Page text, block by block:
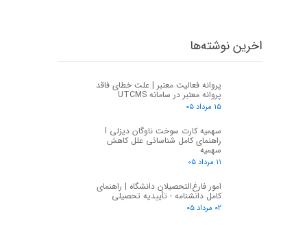
اخرین نوشته‌ها
پروانه فعالیت معتبر | علت خطای فاقد
پروانه معتبر در سامانه UTCMS
۱۵ مرداد ۰۵
سهمیه کارت سوخت ناوگان دیزلی I
راهنمای کامل شناسائی علل کاهش
سهمیه
۱۱ مرداد ۰۵
امور فارغ‌التحصیلان دانشگاه | راهنمای
کامل دانشنامه - تأییدیه تحصیلی
۰۲ مرداد ۰۵